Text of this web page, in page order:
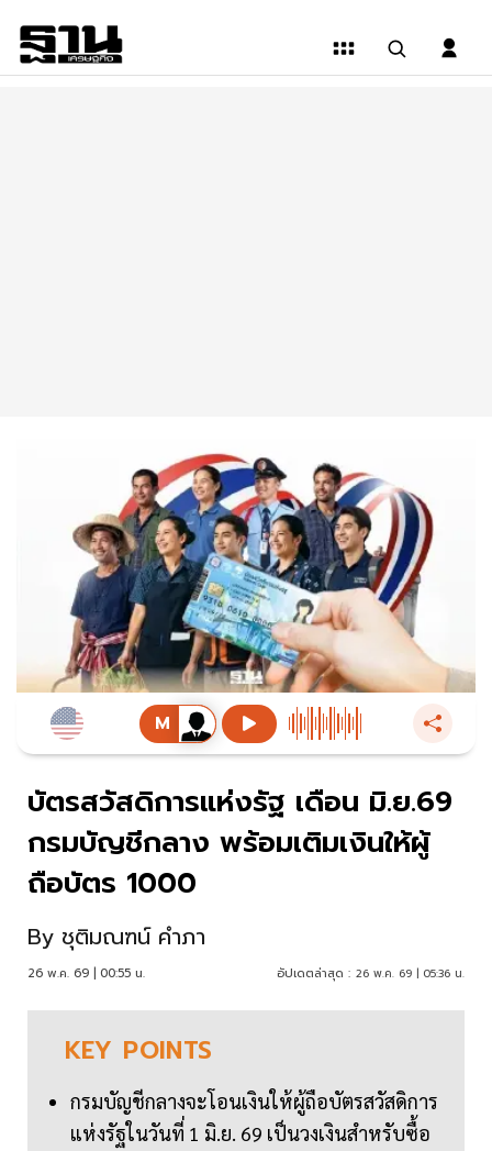
บัตรสวัสดิการแห่งรัฐ เดือน มิ.ย.69
กรมบัญชีกลาง พร้อมเติมเงินให้ผู้
ถือบัตร 1000
By ชุติมณฑน์ คำภา
26 พ.ค. 69 | 00:55 น. อัปเดตล่าสุด : 26 พ.ค. 69 | 05:36 น.
KEY POINTS
กรมบัญชีกลางจะโอนเงินให้ผู้ถือบัตรสวัสดิการ
แห่งรัฐในวันที่ 1 มิ.ย. 69 เป็นวงเงินสำหรับซื้อ